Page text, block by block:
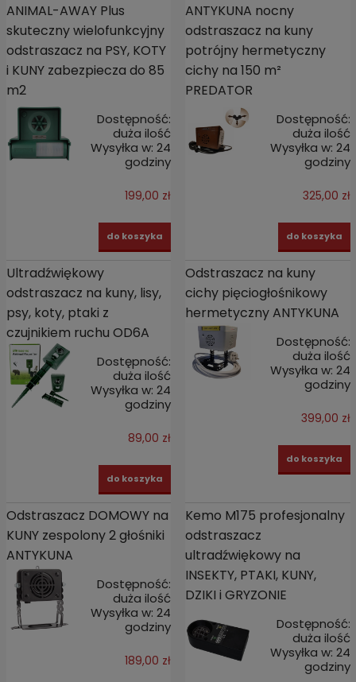
ANIMAL-AWAY Plus
skuteczny wielofunkcyjny
odstraszacz na PSY, KOTY
i KUNY zabezpiecza do 85
m2
Dostępność:
duża ilość
Wysyłka w: 24
godziny
199,00 zł
do koszyka
ANTYKUNA nocny
odstraszacz na kuny
potrójny hermetyczny
cichy na 150 m²
PREDATOR
Dostępność:
duża ilość
Wysyłka w: 24
godziny
325,00 zł
do koszyka
Ultradźwiękowy
odstraszacz na kuny, lisy,
psy, koty, ptaki z
czujnikiem ruchu OD6A
Dostępność:
duża ilość
Wysyłka w: 24
godziny
89,00 zł
do koszyka
Odstraszacz na kuny
cichy pięciogłośnikowy
hermetyczny ANTYKUNA
Dostępność:
duża ilość
Wysyłka w: 24
godziny
399,00 zł
do koszyka
Odstraszacz DOMOWY na
KUNY zespolony 2 głośniki
ANTYKUNA
Dostępność:
duża ilość
Wysyłka w: 24
godziny
189,00 zł
Kemo M175 profesjonalny
odstraszacz
ultradźwiękowy na
INSEKTY, PTAKI, KUNY,
DZIKI i GRYZONIE
Dostępność:
duża ilość
Wysyłka w: 24
godziny